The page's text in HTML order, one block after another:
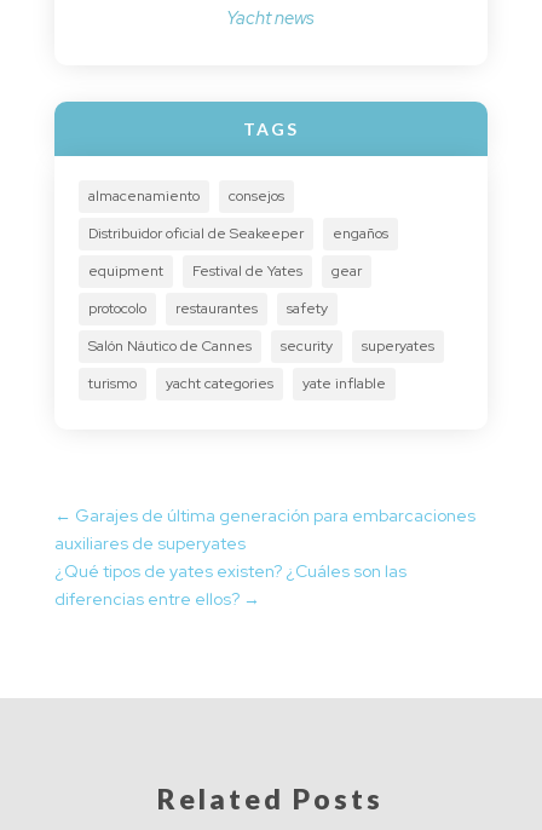
Yacht news
TAGS
almacenamiento
consejos
Distribuidor oficial de Seakeeper
engaños
equipment
Festival de Yates
gear
protocolo
restaurantes
safety
Salón Náutico de Cannes
security
superyates
turismo
yacht categories yate inflable
← Garajes de última generación para embarcaciones
auxiliares de superyates
¿Qué tipos de yates existen? ¿Cuáles son las
diferencias entre ellos?→
Related Posts